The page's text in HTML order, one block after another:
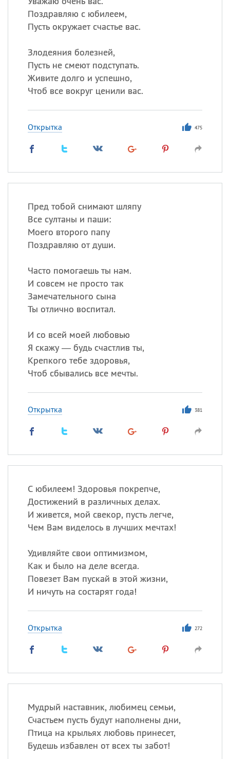
Поздравляю с юбилеем,
Пусть окружает счастье вас.
Злодеяния болезней,
Пусть не смеют подступать.
Живите долго и успешно,
Чтоб все вокруг ценили вас.
Открытка 475
Пред тобой снимают шляпу
Все султаны и паши:
Моего второго папу
Поздравляю от души.
Часто помогаешь ты нам.
И совсем не просто так
Замечательного сына
Ты отлично воспитал.
И со всей моей любовью
Я скажу — будь счастлив ты,
Крепкого тебе здоровья,
Чтоб сбывались все мечты.
Открытка 381
С юбилеем! Здоровья покрепче,
Достижений в различных делах.
И живется, мой свекор, пусть легче,
Чем Вам виделось в лучших мечтах!
Удивляйте свои оптимизмом,
Как и было на деле всегда.
Повезет Вам пускай в этой жизни,
И ничуть на состарят года!
Открытка 272
Мудрый наставник, любимец семьи,
Счастьем пусть будут наполнены дни,
Птица на крыльях любовь принесет,
Будешь избавлен от всех ты забот!